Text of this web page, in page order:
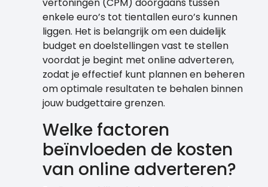
enkele euro’s tot tientallen euro’s kunnen
liggen. Het is belangrijk om een duidelijk
budget en doelstellingen vast te stellen
voordat je begint met online adverteren,
zodat je effectief kunt plannen en beheren
om optimale resultaten te behalen binnen
jouw budgettaire grenzen.
Welke factoren
beïnvloeden de kosten
van online adverteren?